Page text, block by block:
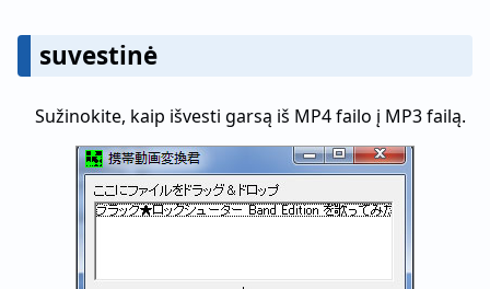
suvestinė
Sužinokite, kaip išvesti garsą iš MP4 failo į MP3 failą.